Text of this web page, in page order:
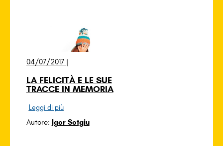
04/07/2017 |
LA FELICITÀ E LE SUE
TRACCE IN MEMORIA
Leggi di più
Autore: Igor Sotgiu